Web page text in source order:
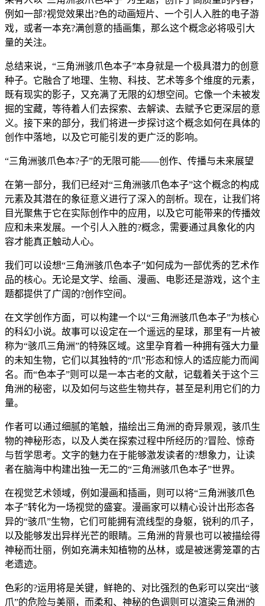
例如一部?视觉效果出?色的动画短片、一个引人入胜的电子游
戏，或者一本充?满创意的插画集，那么这个概念必将吸引大
量的关注。
总结来说，“三角洲骇爪色本子”本身就是一个极具潜力的创意
种子。它融合了地理、生物、科技、艺术等多个维度的元素，
既有现实的影子，又充满了无限的幻想空间。它像一个未被发
掘的宝藏，等待着人们去探索、去解读、去赋予它更深层的意
义。接下来的部分，我们将进一步探讨这个概念如何在具体的
创作中落地，以及它可能引发的更广泛的影响。
“三角洲骇爪色本?子”的无限可能——创作、传播与未来展望
在第一部分，我们已经对“三角洲骇爪色本子”这个概念的构成
元素及其潜在的象征意义进行了深入的剖析。现在，让我们将
目光聚焦于它在实际创作中的应用，以及它可能带来的传播效
应和未来发展。一个引人入胜的?概念，需要通过具象化的内
容才能真正触动人心。
我们可以设想“三角洲骇爪色本子”如何成为一部优秀的艺术作
品的核心。无论是文学、绘画、漫画、电影还是游戏，这个主
题都提供了广阔的?创作空间。
在文学创作方面，可以构建一个以“三角洲骇爪色本子”为核心
的科幻小说。故事可以设定在一个遥远的星球，那里有一片被
称为“骇爪三角洲”的特殊区域。这里孕育着一种拥有强大力量
的未知生物，它们以其独特的“爪”形态和惊人的适应能力而闻
名。而“色本子”则可以是一本古老的文献，记载着关于这个三
角洲的秘密，以及如何与这些生物共存，甚至是利用它们的力
量。
作者可以通过细腻的笔触，描绘出三角洲的奇异景观，骇爪生
物的神秘形态，以及人类在探索过程中所经历的?冒险、惊奇
与哲学思考。文字的魅力在于能够激发读者的?想象力，让读
者在脑海中构建出独一无二的“三角洲骇爪色本子”世界。
在视觉艺术领域，例如漫画和插画，则可以将“三角洲骇爪色
本子”转化为一场视觉的盛宴。漫画家可以精心设计出形态各
异的“骇爪”生物，它们可能拥有流线型的身躯，锐利的爪子，
以及能够发出异样光芒的眼睛。三角洲的背景也可以被描绘得
神秘而壮丽，例如充满未知植物的丛林，或是被迷雾笼罩的古
老遗迹。
色彩的?运用将是关键，鲜艳的、对比强烈的色彩可以突出“骇
爪”的危险与美丽，而柔和、神秘的色调则可以渲染三角洲的